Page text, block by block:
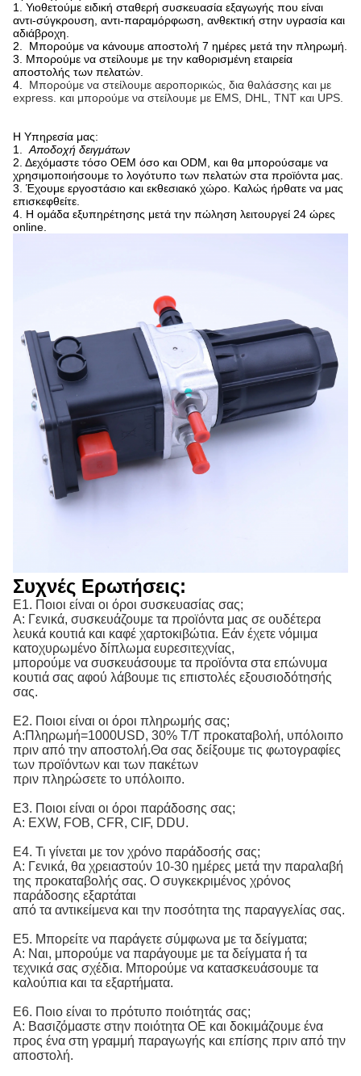
1. Υιοθετούμε ειδική σταθερή συσκευασία εξαγωγής που είναι
αντι-σύγκρουση, αντι-παραμόρφωση, ανθεκτική στην υγρασία και
αδιάβροχη.
2. Μπορούμε να κάνουμε αποστολή 7 ημέρες μετά την πληρωμή.
3. Μπορούμε να στείλουμε με την καθορισμένη εταιρεία
αποστολής των πελατών.
4. Μπορούμε να στείλουμε αεροπορικώς, δια θαλάσσης και με
express. και μπορούμε να στείλουμε με EMS, DHL, TNT και UPS.
Η Υπηρεσία μας:
1. Αποδοχή δειγμάτων
2. Δεχόμαστε τόσο OEM όσο και ODM, και θα μπορούσαμε να
χρησιμοποιήσουμε το λογότυπο των πελατών στα προϊόντα μας.
3. Έχουμε εργοστάσιο και εκθεσιακό χώρο. Καλώς ήρθατε να μας
επισκεφθείτε.
4. Η ομάδα εξυπηρέτησης μετά την πώληση λειτουργεί 24 ώρες
online.
Συχνές Ερωτήσεις:
Ε1. Ποιοι είναι οι όροι συσκευασίας σας;
Α: Γενικά, συσκευάζουμε τα προϊόντα μας σε ουδέτερα
λευκά κουτιά και καφέ χαρτοκιβώτια. Εάν έχετε νόμιμα
κατοχυρωμένο δίπλωμα ευρεσιτεχνίας,
μπορούμε να συσκευάσουμε τα προϊόντα στα επώνυμα
κουτιά σας αφού λάβουμε τις επιστολές εξουσιοδότησής
σας.
Ε2. Ποιοι είναι οι όροι πληρωμής σας;
Α:Πληρωμή=1000USD, 30% T/T προκαταβολή, υπόλοιπο
πριν από την αποστολή.Θα σας δείξουμε τις φωτογραφίες
των προϊόντων και των πακέτων
πριν πληρώσετε το υπόλοιπο.
Ε3. Ποιοι είναι οι όροι παράδοσης σας;
Α: EXW, FOB, CFR, CIF, DDU.
Ε4. Τι γίνεται με τον χρόνο παράδοσής σας;
Α: Γενικά, θα χρειαστούν 10-30 ημέρες μετά την παραλαβή
της προκαταβολής σας. Ο συγκεκριμένος χρόνος
παράδοσης εξαρτάται
από τα αντικείμενα και την ποσότητα της παραγγελίας σας.
Ε5. Μπορείτε να παράγετε σύμφωνα με τα δείγματα;
Α: Ναι, μπορούμε να παράγουμε με τα δείγματα ή τα
τεχνικά σας σχέδια. Μπορούμε να κατασκευάσουμε τα
καλούπια και τα εξαρτήματα.
Ε6. Ποιο είναι το πρότυπο ποιότητάς σας;
Α: Βασιζόμαστε στην ποιότητα ΟΕ και δοκιμάζουμε ένα
προς ένα στη γραμμή παραγωγής και επίσης πριν από την
αποστολή.